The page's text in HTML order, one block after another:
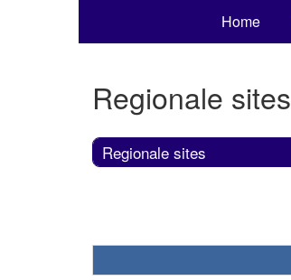
Home
Regionale sites
Regionale sites